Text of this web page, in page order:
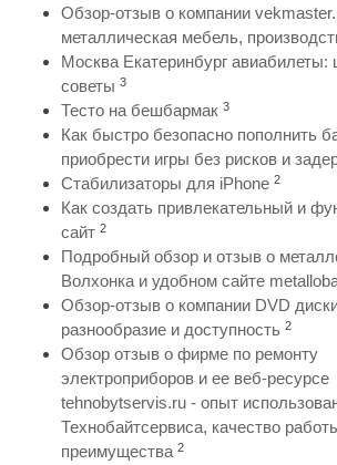
Обзор-отзыв о компании
металлическая мебель,
Москва Екатеринбург авиабилеты:
советы 3
Тесто на бешбармак 3
Как быстро безопасно пополнить
приобрести игры без рисков и
Стабилизаторы для iPhone 2
Как создать привлекательный и
сайт 2
Подробный обзор и отзыв о
Волхонка и удобном сайте
Обзор-отзыв о компании DVD
разнообразие и доступность 2
Обзор отзыв о фирме по ремонту
электроприборов и ее веб-ресурсе
tehnobytservis.ru - опыт
Технобайтсервиса, качество
преимущества 2